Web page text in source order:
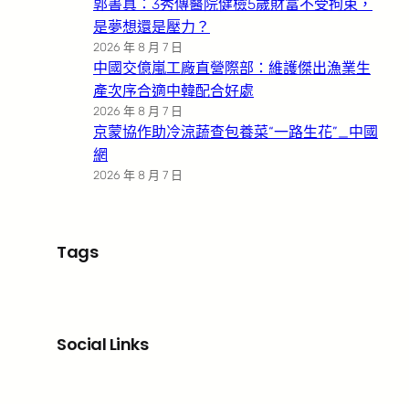
郭書真：3秀傳醫院健檢5歲財富不受拘束，
是夢想還是壓力？
2026 年 8 月 7 日
中國交億嵐工廠直營際部：維護傑出漁業生
產次序合適中韓配合好處
2026 年 8 月 7 日
京蒙協作助冷涼蔬查包養菜“一路生花”_中國
網
2026 年 8 月 7 日
Tags
Social Links